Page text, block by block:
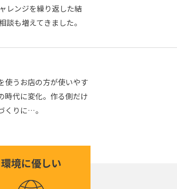
レンジを繰り返した結
談も増えてきました。
使うお店の方が使いやす
時代に変化。作る側だけ
くりに…。
環境に優しい